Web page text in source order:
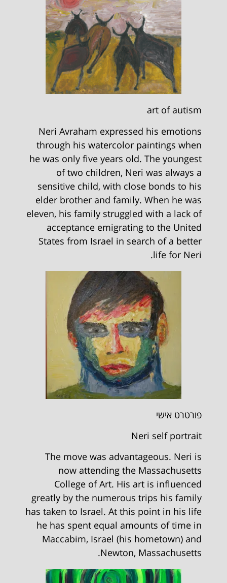
art of autism
Neri Avraham expressed his emotions
through his watercolor paintings when
he was only five years old. The youngest
of two children, Neri was always a
sensitive child, with close bonds to his
elder brother and family. When he was
eleven, his family struggled with a lack of
acceptance emigrating to the United
States from Israel in search of a better
life for Neri.
פורטרט אישי
Neri self portrait
The move was advantageous. Neri is
now attending the Massachusetts
College of Art. His art is influenced
greatly by the numerous trips his family
has taken to Israel. At this point in his life
he has spent equal amounts of time in
Maccabim, Israel (his hometown) and
Newton, Massachusetts.